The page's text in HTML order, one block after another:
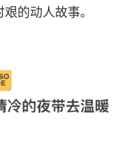
的动人故事。